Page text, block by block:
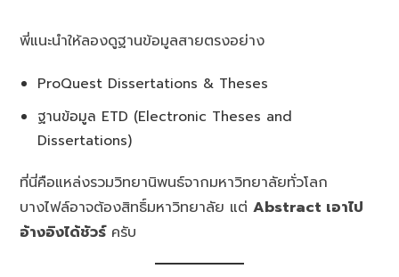
พี่แนะนำให้ลองดูฐานข้อมูลสายตรงอย่าง
ProQuest Dissertations & Theses
ฐานข้อมูล ETD (Electronic Theses and
Dissertations)
ที่นี่คือแหล่งรวมวิทยานิพนธ์จากมหาวิทยาลัยทั่วโลก
บางไฟล์อาจต้องสิทธิ์มหาวิทยาลัย แต่Abstract เอาไป
อ้างอิงได้ชัวร์ครับ